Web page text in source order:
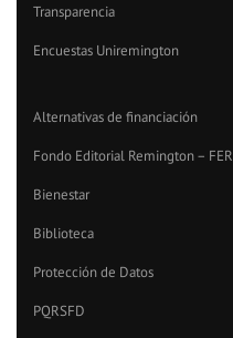
Transparencia
Encuestas Uniremington
Alternativas de financiación
Fondo Editorial Remington – FER
Bienestar
Biblioteca
Protección de Datos
PQRSFD